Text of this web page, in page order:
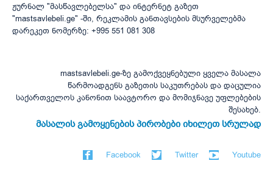
ჟურნალ "მასწავლებელსა" და ინტერნეტ გაზეთ
"mastsavlebeli.ge" -ში, რეკლამის განთავსების მსურველებმა
დარეკეთ ნომერზე: +995 551 081 308
mastsavlebeli.ge-ზე გამოქვეყნებული ყველა მასალა
წარმოადგენს გაზეთის საკუთრებას და დაცულია
საქართველოს კანონით საავტორო და მომიჯნავე უფლებების
შესახებ.
მასალის გამოყენების პირობები იხილეთ სრულად
Facebook Twitter Youtube